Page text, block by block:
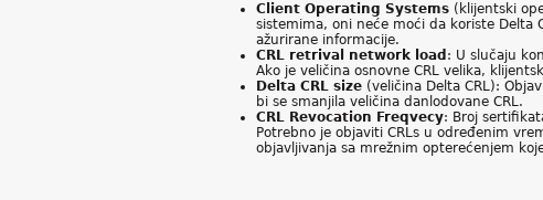
Client Operating Systems (klijentski
sistemima, oni neće moći da koriste Delta
ažurirane informacije.
CRL retrival network load : U slučaju
Ako je veličina osnovne CRL velika,
Delta CRL size (veličina Delta CRL):
bi se smanjila veličina danlodovane CRL.
CRL Revocation Freqvecy: Broj
Potrebno je objaviti CRLs u određenim
objavljivanja sa mrežnim opterećenjem